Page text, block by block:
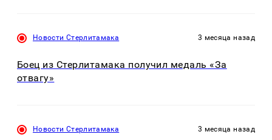
Новости Стерлитамака 3 месяца назад
Боец из Стерлитамака получил медаль «За
отвагу»
Новости Стерлитамака 3 месяца назад